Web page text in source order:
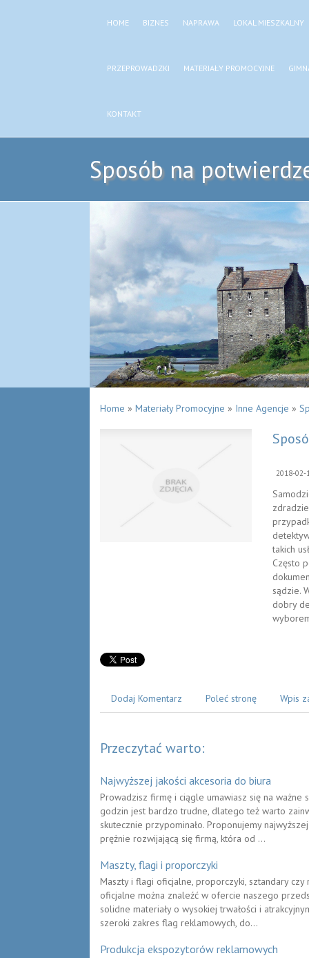
HOME BIZNES NAPRAWA LOKAL MIESZKALNY
PRZEPROWADZKI MATERIAŁY PROMOCYJNE
KONTAKT
Sposób na
Home » Materiały Promocyjne » Inne Agencje »
2018-02-
takich
Często
sądzie.
dobry
Dodaj Komentarz Poleć stronę Wpis
Przeczytać warto:
Najwyższej jakości akcesoria do biura
Prowadzisz firmę i ciągle umawiasz się na ważne
godzin jest bardzo trudne, dlatego też warto
skutecznie przypominało. Proponujemy
prężnie rozwijającą się firmą, która od ...
Maszty, flagi i proporczyki
Maszty i flagi oficjalne, proporczyki, sztandary
oficjalne można znaleźć w ofercie naszego
solidne materiały o wysokiej trwałości i
szeroki zakres flag reklamowych, do...
Produkcja ekspozytorów reklamowych